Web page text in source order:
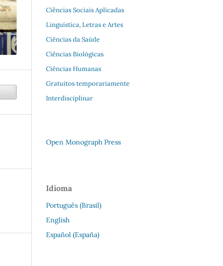
Ciências Sociais Aplicadas
Linguística, Letras e Artes
Ciências da Saúde
Ciências Biológicas
Ciências Humanas
Gratuitos temporariamente
Interdisciplinar
Open Monograph Press
Idioma
Português (Brasil)
English
Español (España)